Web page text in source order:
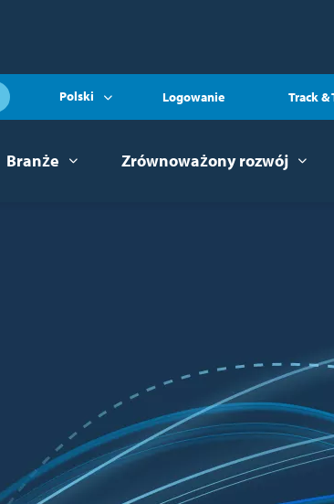
Polski Logowanie Track &
Branże Zrównoważony rozwój